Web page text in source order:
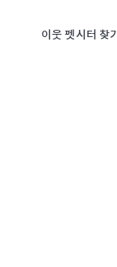
이웃 펫시터 찾기